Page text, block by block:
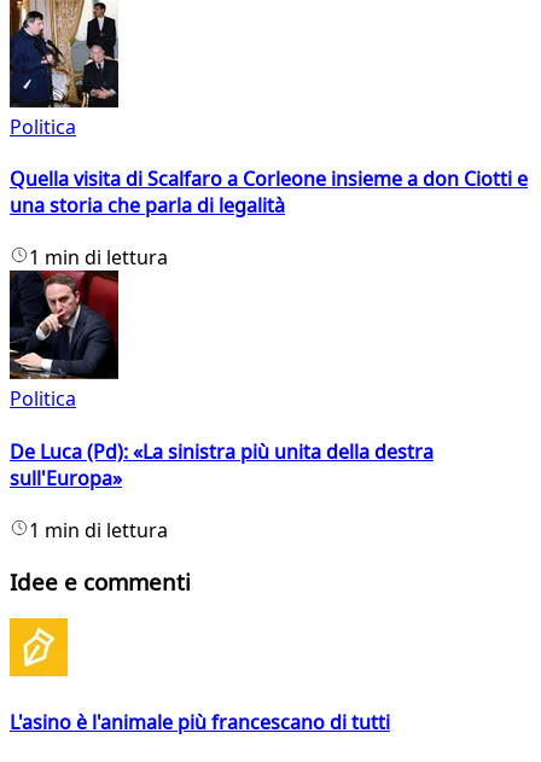
Politica
Quella visita di Scalfaro a Corleone insieme a don Ciotti e
una storia che parla di legalità
1 min di lettura
Politica
De Luca (Pd): «La sinistra più unita della destra
sull'Europa»
1 min di lettura
Idee e commenti
L'asino è l'animale più francescano di tutti